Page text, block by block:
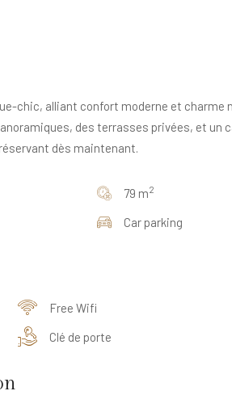
chic, alliant confort moderne et
des terrasses privées, et
dès maintenant.
79 m2
Car parking
Free Wifi
Clé de porte